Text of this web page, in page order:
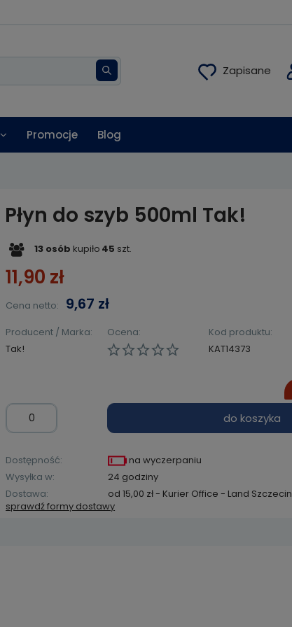
Promocje Blog
Płyn do szyb 500ml Tak!
13 osób kupiło 45 szt.
11,90 zł
Cena netto: 9,67 zł
Ocena:
Producent / Marka:
Tak!
Kod produktu:
KAT14373
do koszyka
Dostępność:
na wyczerpaniu
Wysyłka w:
24 godziny
Dostawa:
od 15,00 zł- Kurier Office - Land Szczecin
sprawdź formy dostawy